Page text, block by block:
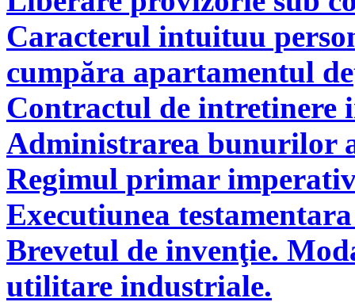
Caracterul intuituu
cumpăra apartamentul
Contractul de intretinere
Administrarea bunurilor
Regimul primar
Executiunea
Brevetul de invenţie.
utilitare industriale.